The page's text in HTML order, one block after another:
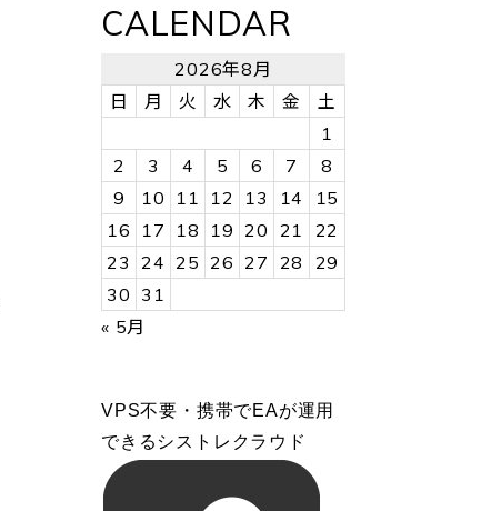
CALENDAR
2026年8月
日
月 火 水 木 金
土
1
2
3 4 5 6 7
8
9
10 11 12 13 14
15
16
17 18 19 20 21
22
23
24 25 26 27 28
29
30 31
« 5月
VPS不要・携帯でEAが運用
できるシストレクラウド